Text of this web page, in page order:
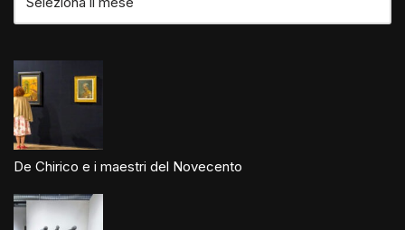
De Chirico e i maestri del Novecento